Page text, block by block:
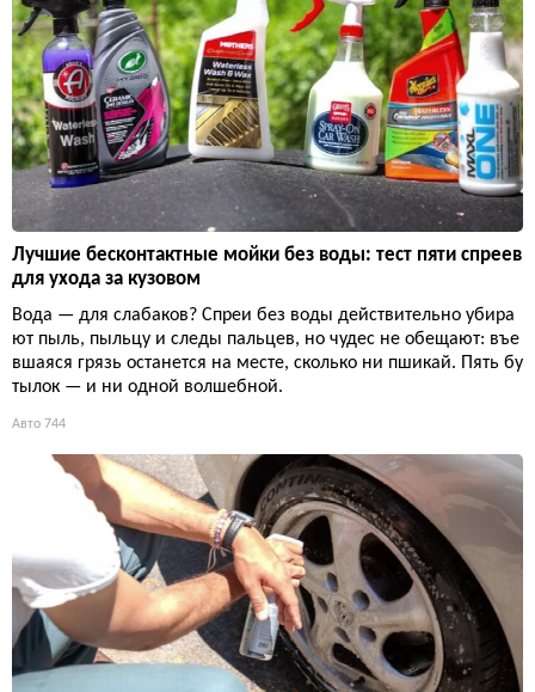
Лучшие бесконтактные мойки без воды: тест пяти спреев
для ухода за кузовом
Вода — для слабаков? Спреи без воды действительно убира
ют пыль, пыльцу и следы пальцев, но чудес не обещают: въе
вшаяся грязь останется на месте, сколько ни пшикай. Пять бу
тылок — и ни одной волшебной.
Авто 744